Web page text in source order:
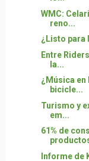
WMC:
reno...
¿Listo para
Entre
la...
¿Música en
bicicle...
Turismo y
em...
61% de
Informe de